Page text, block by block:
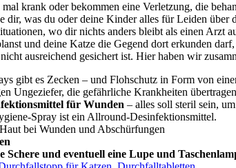
krank oder bekommen eine Verletzung, die
dir, was du oder deine Kinder alles für Leiden
wo dir nichts anders bleibt als einen Arzt
und deine Katze die Gegend dort erkunden
ausreichend gesichert ist. Hier haben wir
gibt es Zecken – und Flohschutz in Form von
Ungeziefer, die gefährliche Krankheiten
für Wunden – alles soll steril sein,
Spray ist ein Allround-Desinfektionsmittel.
bei Wunden und Abschürfungen
Schere und eventuell eine Lupe und